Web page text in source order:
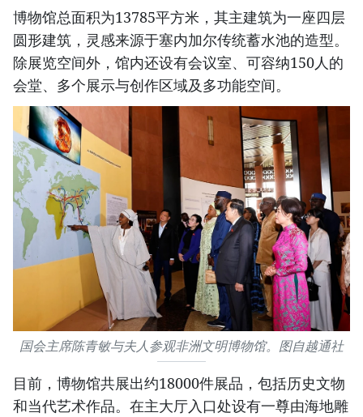
博物馆总面积为13785平方米，其主建筑为一座四层
圆形建筑，灵感来源于塞内加尔传统蓄水池的造型。
除展览空间外，馆内还设有会议室、可容纳150人的
会堂、多个展示与创作区域及多功能空间。
国会主席陈青敏与夫人参观非洲文明博物馆。图自越通社
目前，博物馆共展出约18000件展品，包括历史文物
和当代艺术作品。在主大厅入口处设有一尊由海地雕